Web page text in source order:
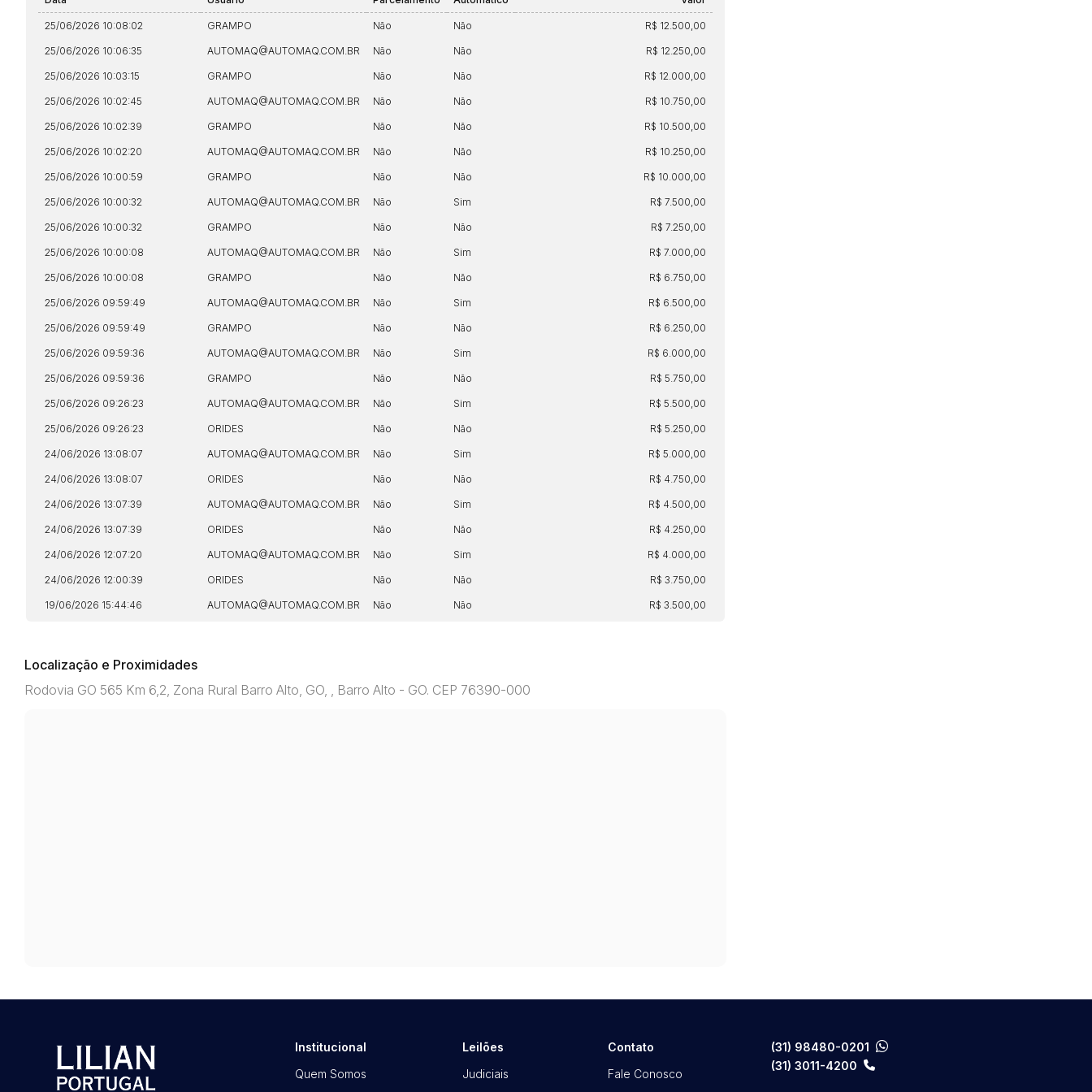
25/06/2026 10:08:02 GRAMPO Não Não R$ 12.500,00
25/06/2026 10:06:35 AUTOMAQ@AUTOMAQ.COM.BR Não Não R$ 12.250,00
25/06/2026 10:03:15 GRAMPO Não Não R$ 12.000,00
25/06/2026 10:02:45 AUTOMAQ@AUTOMAQ.COM.BR Não Não R$ 10.750,00
25/06/2026 10:02:39 GRAMPO Não Não R$ 10.500,00
25/06/2026 10:02:20 AUTOMAQ@AUTOMAQ.COM.BR Não Não R$ 10.250,00
25/06/2026 10:00:59 GRAMPO Não Não R$ 10.000,00
25/06/2026 10:00:32 AUTOMAQ@AUTOMAQ.COM.BR Não Sim R$ 7.500,00
25/06/2026 10:00:32 GRAMPO Não Não R$ 7.250,00
25/06/2026 10:00:08 AUTOMAQ@AUTOMAQ.COM.BR Não Sim R$ 7.000,00
25/06/2026 10:00:08 GRAMPO Não Não R$ 6.750,00
25/06/2026 09:59:49 AUTOMAQ@AUTOMAQ.COM.BR Não Sim R$ 6.500,00
25/06/2026 09:59:49 GRAMPO Não Não R$ 6.250,00
25/06/2026 09:59:36 AUTOMAQ@AUTOMAQ.COM.BR Não Sim R$ 6.000,00
25/06/2026 09:59:36 GRAMPO Não Não R$ 5.750,00
25/06/2026 09:26:23 AUTOMAQ@AUTOMAQ.COM.BR Não Sim R$ 5.500,00
25/06/2026 09:26:23 ORIDES Não Não R$ 5.250,00
24/06/2026 13:08:07 AUTOMAQ@AUTOMAQ.COM.BR Não Sim R$ 5.000,00
24/06/2026 13:08:07 ORIDES Não Não R$ 4.750,00
24/06/2026 13:07:39 AUTOMAQ@AUTOMAQ.COM.BR Não Sim R$ 4.500,00
24/06/2026 13:07:39 ORIDES Não Não R$ 4.250,00
24/06/2026 12:07:20 AUTOMAQ@AUTOMAQ.COM.BR Não Sim R$ 4.000,00
24/06/2026 12:00:39 ORIDES Não Não R$ 3.750,00
19/06/2026 15:44:46 AUTOMAQ@AUTOMAQ.COM.BR Não Não R$ 3.500,00
Localização e Proximidades
Rodovia GO 565 Km 6,2, Zona Rural Barro Alto, GO, , Barro Alto - GO. CEP 76390-000
TIAGOFELIPE
Institucional
Quem Somos
Leilões
Judiciais
Contato
Fale Conosco
(31) 98480-0201
(31) 3011-4200